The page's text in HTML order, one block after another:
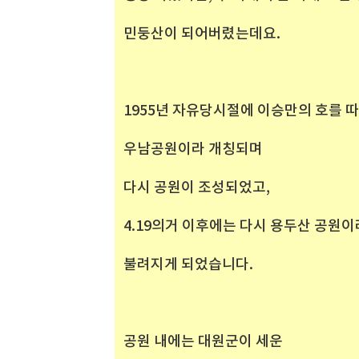
민둥산이 되어버렸는데요.
1955년 자유당시절에 이승만의 호를
우남공원이라 개칭되며
다시 공원이 조성되었고,
4.19의거 이후에는 다시 용두산 공원이
불려지게 되었습니다.
공원 내에는 대원군이 세운